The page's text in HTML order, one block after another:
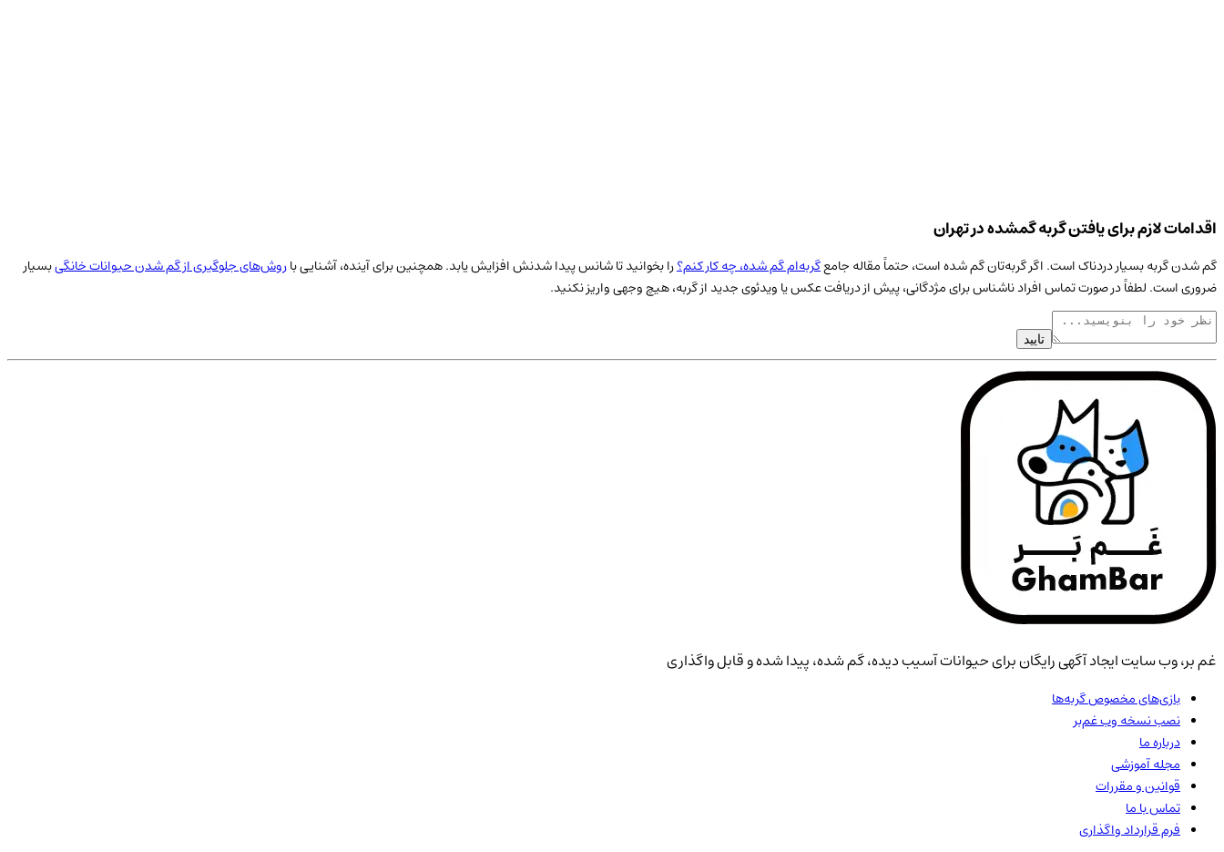
اقدامات لازم برای یافتن گربه گمشده در تهران
گم شدن گربه بسیار دردناک است. اگر گربه‌تان گم شده است، حتماً مقاله جامعگربه‌ام گم شده، چه کار کنم؟را بخوانید تا شانس پیدا شدنش افزایش یابد. همچنین برای آینده، آشنایی باروش‌های جلوگیری از گم شدن حیوانات خانگیبسیار
ضروری است. لطفاً در صورت تماس افراد ناشناس برای مژدگانی، پیش از دریافت عکس یا ویدئوی جدید از گربه، هیچ وجهی واریز نکنید.
تایید
غم بر، وب سایت ایجاد آگهی رایگان برای حیوانات آسیب دیده، گم شده، پیدا شده و قابل واگذاری
بازی‌های مخصوص گربه‌ها
نصب نسخه وب غم‌بر
درباره ما
مجله آموزشی
قوانین و مقررات
تماس با ما
فرم قرارداد واگذاری